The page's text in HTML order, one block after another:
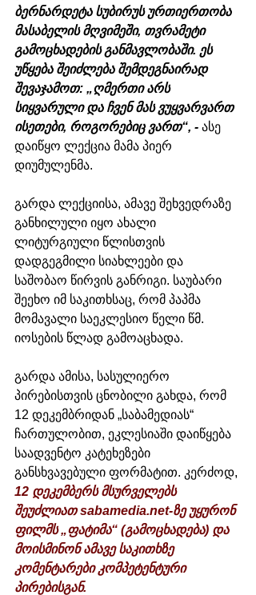
ბერნარდეტა სუბირუს ურთიერთობა
მასაბელის მღვიმეში, თვრამეტი
გამოცხადების განმავლობაში. ეს
უწყება შეიძლება შემდეგნაირად
შევაჯამოთ: „ღმერთი არს
სიყვარული და ჩვენ მას ვუყვარვართ
ისეთები, როგორებიც ვართ“, - ასე
დაიწყო ლექცია მამა პიერ
დიუმულენმა.
გარდა ლექციისა, ამავე შეხვედრაზე
განხილული იყო ახალი
ლიტურგიული წლისთვის
დადგეგმილი სიახლეები და
საშობაო წირვის განრიგი. საუბარი
შეეხო იმ საკითხსაც, რომ პაპმა
მომავალი საეკლესიო წელი წმ.
იოსების წლად გამოაცხადა.
გარდა ამისა, სასულიერო
პირებისთვის ცნობილი გახდა, რომ
12 დეკემბრიდან „საბამედიას“
ჩართულობით, ეკლესიაში დაიწყება
საადვენტო კატეხეზები
განსხვავებული ფორმატით. კერძოდ,
12 დეკემბერს მსურველებს
შეუძლიათ sabamedia.net-ზე უყურონ
ფილმს „ფატიმა“ (გამოცხადება) და
მოისმინონ ამავე საკითხზე
კომენტარები კომპეტენტური
პირებისგან.